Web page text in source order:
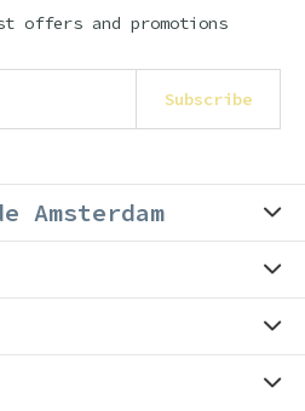
offers and promotions
Subscribe
Amsterdam